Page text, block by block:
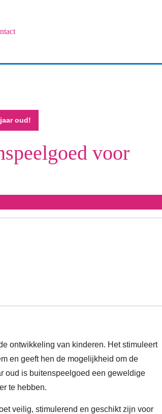
oud!
voor
ontwikkeling van kinderen. Het stimuleert
en geeft hen de mogelijkheid om de
oud is buitenspeelgoed een geweldige
te hebben.
veilig, stimulerend en geschikt zijn voor